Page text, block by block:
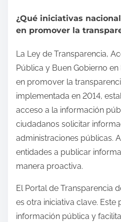
¿Qué iniciativas
en promover la
La Ley de Transparencia,
Pública y Buen Gobierno
en promover la
implementada en 2014,
acceso a la información
ciudadanos solicitar
administraciones públicas.
entidades a publicar
manera proactiva.
El Portal de Transparencia
es otra iniciativa clave. Este
información pública y